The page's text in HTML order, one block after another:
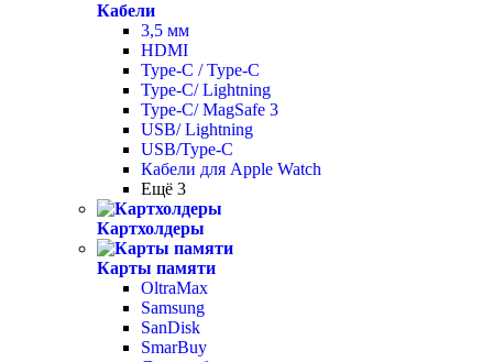
Кабели
3,5 мм
HDMI
Type-C / Type-C
Type-C/ Lightning
Type-C/ MagSafe 3
USB/ Lightning
USB/Type-C
Кабели для Apple Watch
Ещё 3
Картхолдеры
Карты памяти
OltraMax
Samsung
SanDisk
SmarBuy